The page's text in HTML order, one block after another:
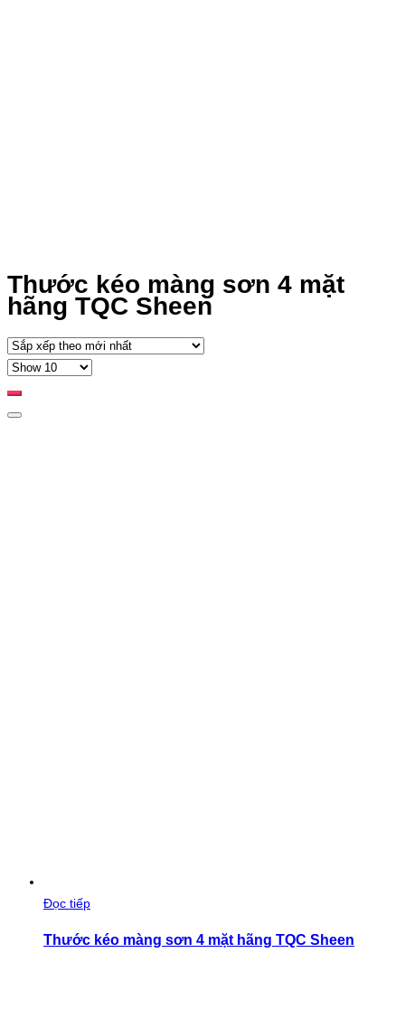
Thước kéo màng sơn 4 mặt
hãng TQC Sheen
Đọc tiếp
Thước kéo màng sơn 4 mặt hãng TQC Sheen